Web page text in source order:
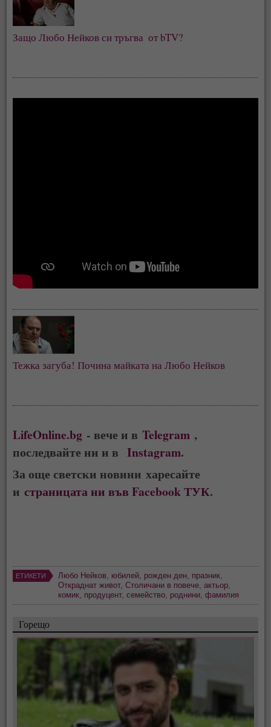
Защо Любо Нейков си тръгва  от bTV?
Тежка загуба! Почина майката на Любо Нейков
LifeOnline.bg - вече и вTelegram ,
последвайте ни и вInstagram.
За още светски новини харесайте
истраницата ни във Facebook ТУК.
ЕТИКЕТИ Любо Нейков, юбилей, рожден ден, празник,
Откраднат живот,Столичани в повече,актьор,
комик, продуцент,семейство, роднини,фамилия
Горещо